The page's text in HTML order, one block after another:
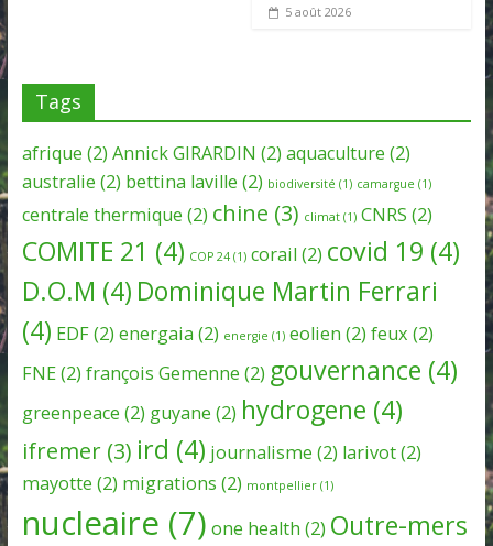
5 août 2026
Tags
afrique (2) Annick GIRARDIN (2) aquaculture (2)
australie (2) bettina laville (2) biodiversité (1) camargue (1)
centrale thermique (2) chine (3) climat(1) CNRS (2)
COMITE 21 (4) COP 24(1) corail (2) covid 19 (4)
D.O.M (4) Dominique Martin Ferrari
(4) EDF(2) energaia (2) energie (1) eolien (2) feux (2)
FNE(2) françois Gemenne (2) gouvernance (4)
greenpeace (2) guyane (2) hydrogene (4)
ifremer(3) ird (4) journalisme (2) larivot(2)
mayotte (2) migrations (2) montpellier(1)
nucleaire (7) one health (2) Outre-mers